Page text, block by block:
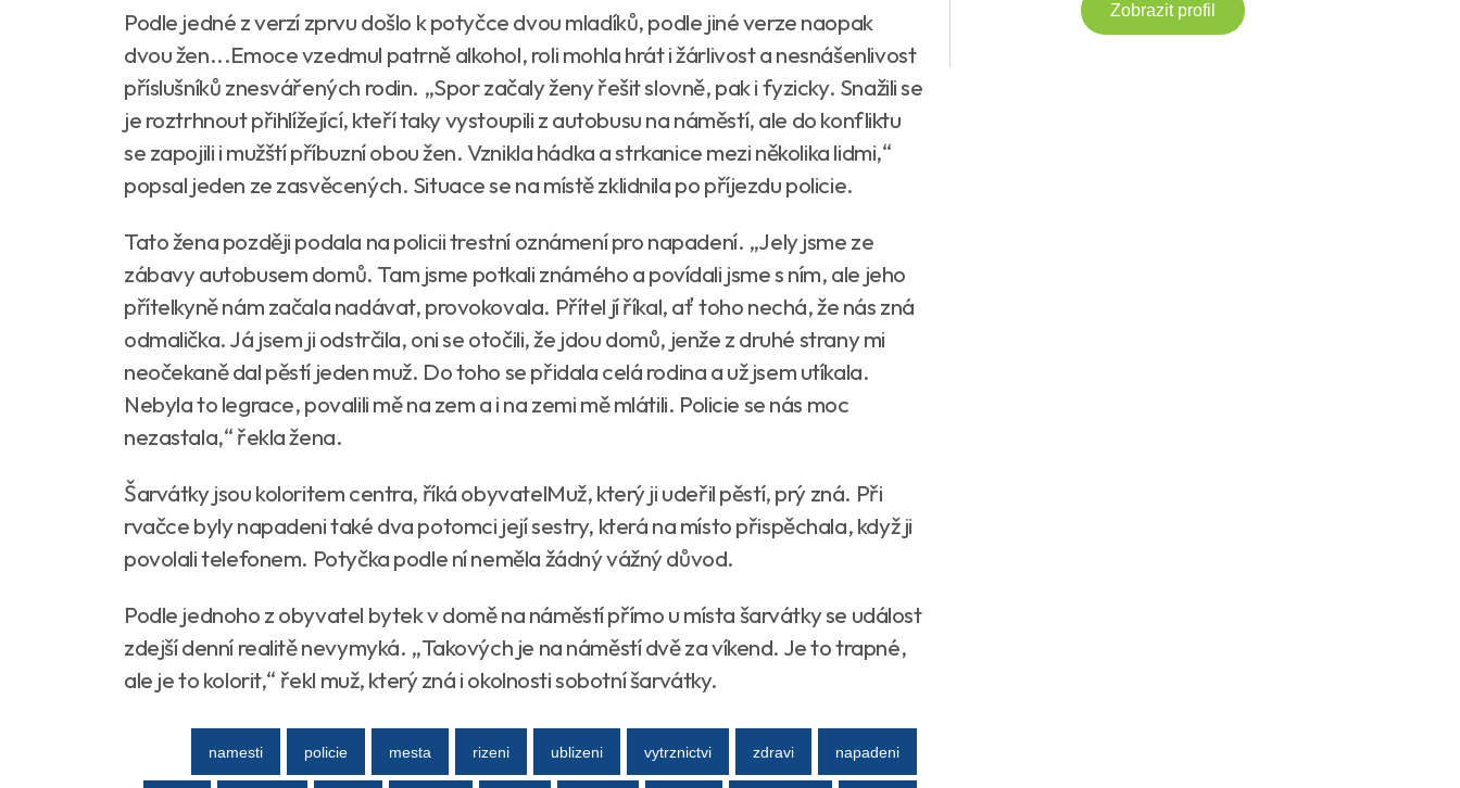
Podle jedné z verzí zprvu došlo k potyčce dvou mladíků, podle jiné verze naopak
dvou žen...Emoce vzedmul patrně alkohol, roli mohla hrát i žárlivost a nesnášenlivost
příslušníků znesvářených rodin. „Spor začaly ženy řešit slovně, pak i fyzicky. Snažili se
je roztrhnout přihlížející, kteří taky vystoupili z autobusu na náměstí, ale do konfliktu
se zapojili i mužští příbuzní obou žen. Vznikla hádka a strkanice mezi několika lidmi,“
popsal jeden ze zasvěcených. Situace se na místě zklidnila po příjezdu policie.
Tato žena později podala na policii trestní oznámení pro napadení. „Jely jsme ze
zábavy autobusem domů. Tam jsme potkali známého a povídali jsme s ním, ale jeho
přítelkyně nám začala nadávat, provokovala. Přítel jí říkal, ať toho nechá, že nás zná
odmalička. Já jsem ji odstrčila, oni se otočili, že jdou domů, jenže z druhé strany mi
neočekaně dal pěstí jeden muž. Do toho se přidala celá rodina a už jsem utíkala.
Nebyla to legrace, povalili mě na zem a i na zemi mě mlátili. Policie se nás moc
nezastala,“ řekla žena.
Šarvátky jsou koloritem centra, říká obyvatelMuž, který ji udeřil pěstí, prý zná. Při
rvačce byly napadeni také dva potomci její sestry, která na místo přispěchala, když ji
povolali telefonem. Potyčka podle ní neměla žádný vážný důvod.
Podle jednoho z obyvatel bytek v domě na náměstí přímo u místa šarvátky se událost
zdejší denní realitě nevymyká. „Takových je na náměstí dvě za víkend. Je to trapné,
ale je to kolorit,“ řekl muž, který zná i okolnosti sobotní šarvátky.
namesti policie mesta rizeni ublizeni vytrznictvi zdravi napadeni
Zobrazit profil